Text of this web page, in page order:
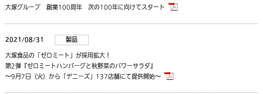
大塚グループ 創業100周年 次の100年に向けてスタート
2021/08/31
製品
大塚食品の「ゼロミート」が採用拡大！
第2弾『ゼロミートハンバーグと秋野菜のパワーサラダ』
～9月7日（火）から「デニーズ」137店舗にて提供開始～